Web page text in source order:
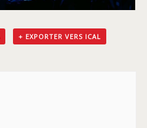
+ EXPORTER VERS ICAL